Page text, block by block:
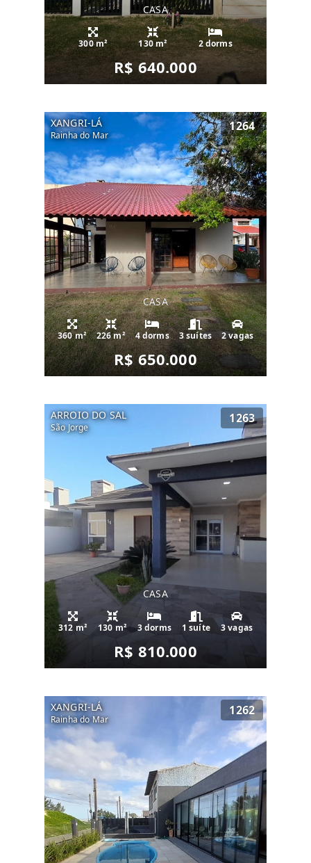
CASA
300 m² 130 m² 2 dorms
R$ 640.000
XANGRI-LÁ
Rainha do Mar
1264
CASA
360 m² 226 m² 4 dorms 3 suítes 2 vagas
R$ 650.000
ARROIO DO SAL
São Jorge
1263
CASA
312 m² 130 m² 3 dorms 1 suíte 3 vagas
R$ 810.000
XANGRI-LÁ
Rainha do Mar
1262